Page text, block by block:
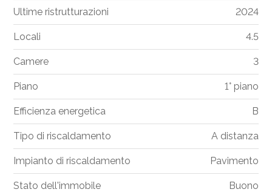
Ultime ristrutturazioni 2024
Locali 4.5
Camere 3
Piano 1° piano
Efficienza energetica B
Tipo di riscaldamento A distanza
Impianto di riscaldamento Pavimento
Stato dell'immobile Buono